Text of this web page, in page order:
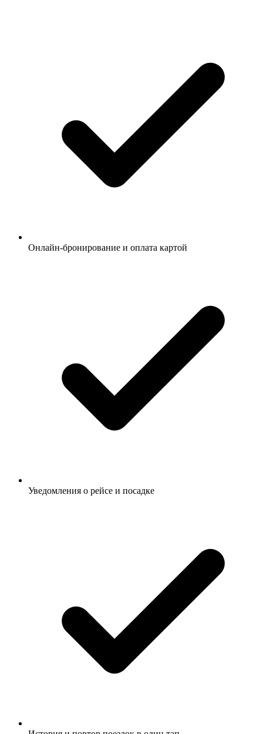
Онлайн-бронирование и оплата картой
Уведомления о рейсе и посадке